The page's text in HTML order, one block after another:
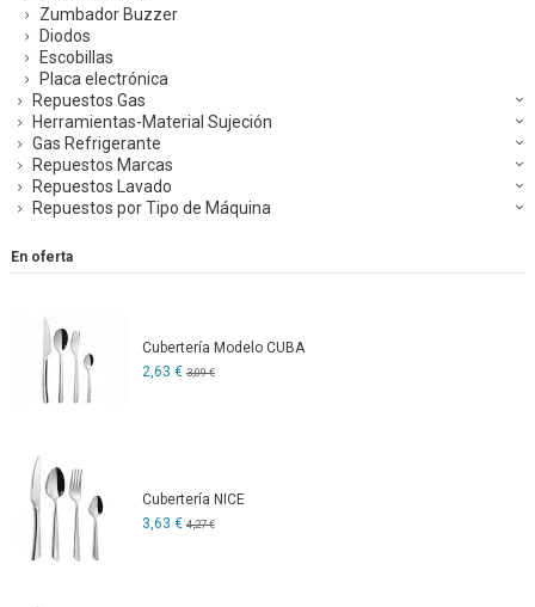
Zumbador Buzzer
Diodos
Escobillas
Placa electrónica
Repuestos Gas
Herramientas-Material Sujeción
Gas Refrigerante
Repuestos Marcas
Repuestos Lavado
Repuestos por Tipo de Máquina
En oferta
Cubertería Modelo CUBA
2,63 € 3,09 €
Cubertería NICE
3,63 € 4,27 €